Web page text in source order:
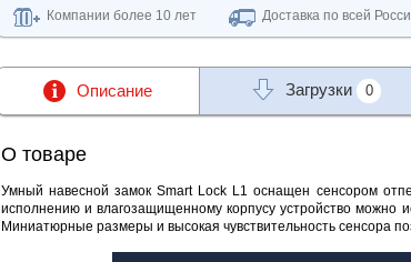
Компании более 10 лет Доставка по всей
Описание Загрузки 0
О товаре
Умный навесной замок Smart Lock L1 оснащен сенсором
исполнению и влагозащищенному корпусу устройство можно
Миниатюрные размеры и высокая чувствительность сенсора